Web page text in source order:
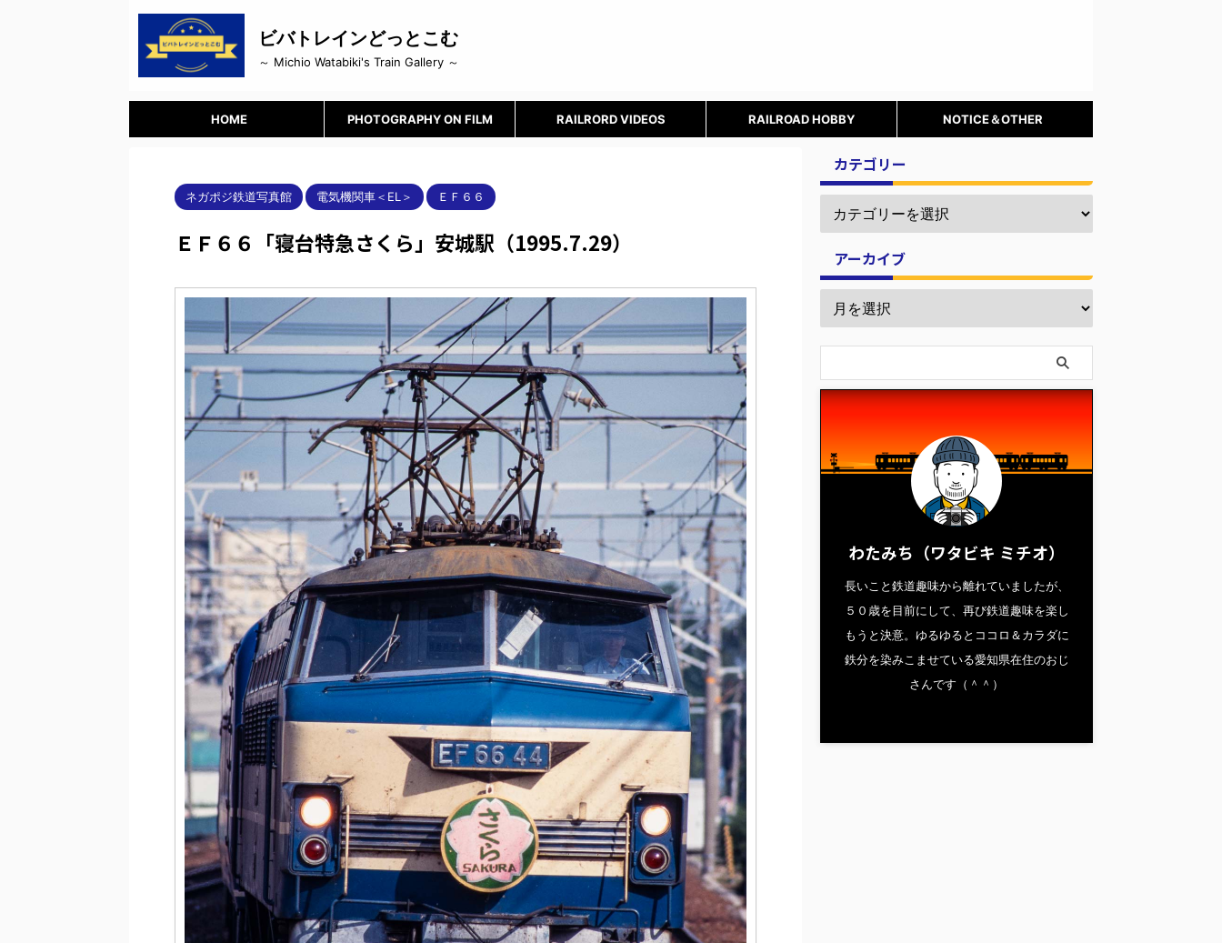
ビバトレインどっとこむ
～ Michio Watabiki's Train Gallery ～
HOME PHOTOGRAPHY ON FILM RAILRORD VIDEOS RAILROAD HOBBY NOTICE＆OTHER
ネガポジ鉄道写真館 電気機関車＜EL＞ ＥＦ６６
ＥＦ６６「寝台特急さくら」安城駅（1995.7.29）
カテゴリー
アーカイブ
わたみち（ワタビキ ミチオ）
長いこと鉄道趣味から離れていましたが、
５０歳を目前にして、再び鉄道趣味を楽し
もうと決意。ゆるゆるとココロ＆カラダに
鉄分を染みこませている愛知県在住のおじ
さんです（＾＾）